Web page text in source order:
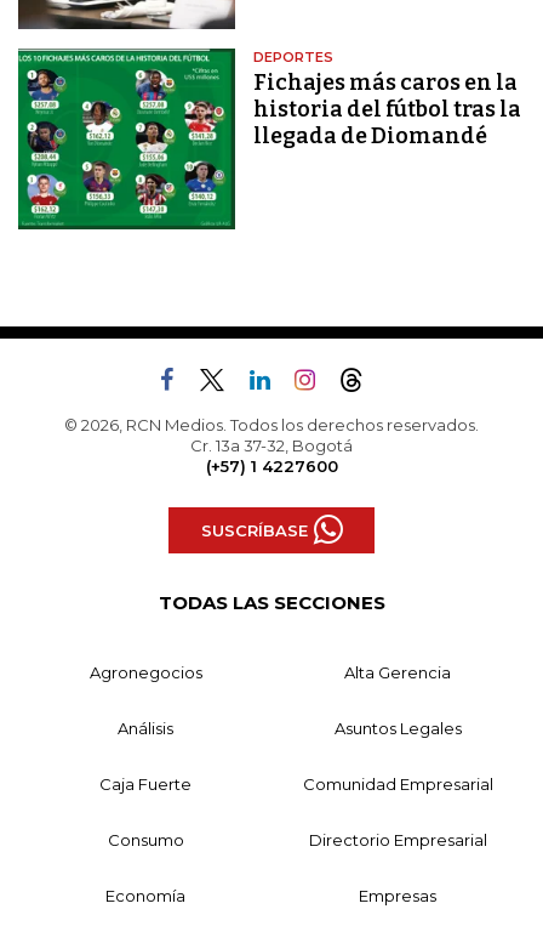
DEPORTES
Fichajes más caros en la
historia del fútbol tras la
llegada de Diomandé
© 2026, RCN Medios. Todos los derechos reservados.
Cr. 13a 37-32, Bogotá
(+57) 1 4227600
SUSCRÍBASE
TODAS LAS SECCIONES
Agronegocios Alta Gerencia
Análisis Asuntos Legales
Caja Fuerte Comunidad Empresarial
Consumo Directorio Empresarial
Economía Empresas